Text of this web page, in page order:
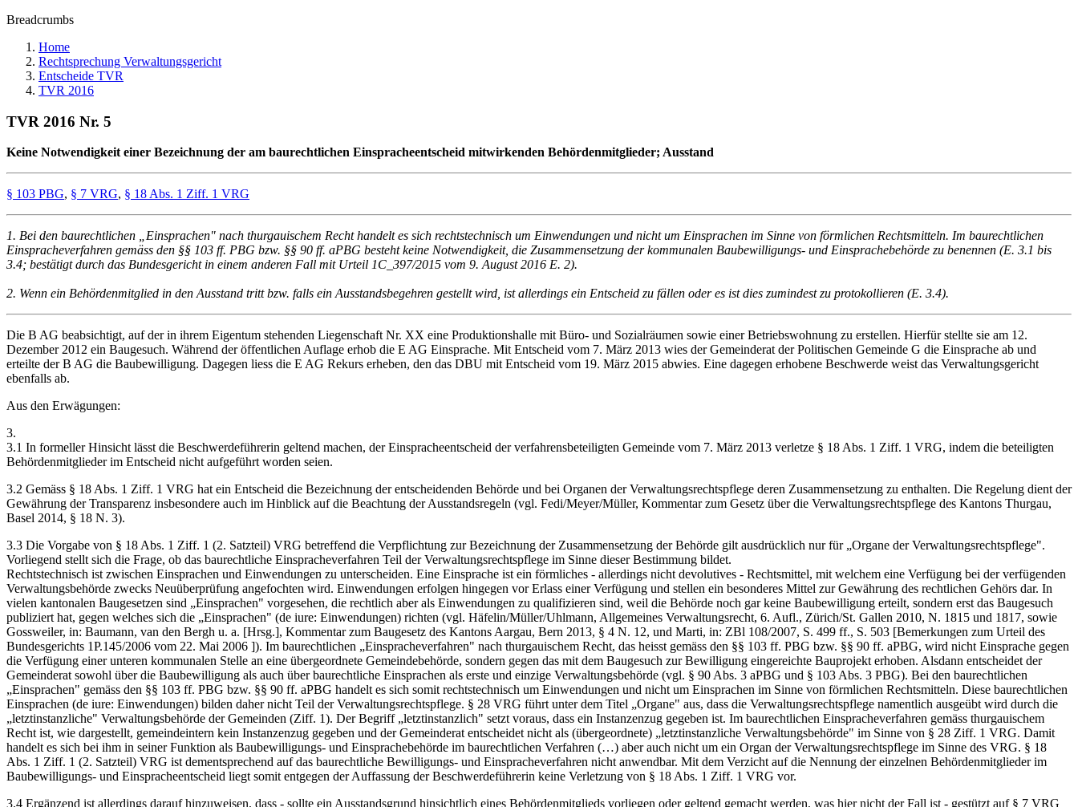
Breadcrumbs
Home
Rechtsprechung Verwaltungsgericht
Entscheide TVR
TVR 2016
TVR 2016 Nr. 5
Keine Notwendigkeit einer Bezeichnung der am baurechtlichen Einspracheentscheid mitwirkenden Behördenmitglieder; Ausstand
§ 103 PBG, § 7 VRG, § 18 Abs. 1 Ziff. 1 VRG
1. Bei den baurechtlichen „Einsprachen" nach thurgauischem Recht handelt es sich rechtstechnisch um Einwendungen und nicht um Einsprachen im Sinne von förmlichen Rechtsmitteln. Im baurechtlichen
Einspracheverfahren gemäss den §§ 103 ff. PBG bzw. §§ 90 ff. aPBG besteht keine Notwendigkeit, die Zusammensetzung der kommunalen Baubewilligungs- und Einsprachebehörde zu benennen (E. 3.1 bis
3.4; bestätigt durch das Bundesgericht in einem anderen Fall mit Urteil 1C_397/2015 vom 9. August 2016 E. 2).
2. Wenn ein Behördenmitglied in den Ausstand tritt bzw. falls ein Ausstandsbegehren gestellt wird, ist allerdings ein Entscheid zu fällen oder es ist dies zumindest zu protokollieren (E. 3.4).
Die B AG beabsichtigt, auf der in ihrem Eigentum stehenden Liegenschaft Nr. XX eine Produktionshalle mit Büro- und Sozialräumen sowie einer Betriebswohnung zu erstellen. Hierfür stellte sie am 12.
Dezember 2012 ein Baugesuch. Während der öffentlichen Auflage erhob die E AG Einsprache. Mit Entscheid vom 7. März 2013 wies der Gemeinderat der Politischen Gemeinde G die Einsprache ab und
erteilte der B AG die Baubewilligung. Dagegen liess die E AG Rekurs erheben, den das DBU mit Entscheid vom 19. März 2015 abwies. Eine dagegen erhobene Beschwerde weist das Verwaltungsgericht
ebenfalls ab.
Aus den Erwägungen:
3.
3.1 In formeller Hinsicht lässt die Beschwerdeführerin geltend machen, der Einspracheentscheid der verfahrensbeteiligten Gemeinde vom 7. März 2013 verletze § 18 Abs. 1 Ziff. 1 VRG, indem die beteiligten
Behördenmitglieder im Entscheid nicht aufgeführt worden seien.
3.2 Gemäss § 18 Abs. 1 Ziff. 1 VRG hat ein Entscheid die Bezeichnung der entscheidenden Behörde und bei Organen der Verwaltungsrechtspflege deren Zusammensetzung zu enthalten. Die Regelung dient der
Gewährung der Transparenz insbesondere auch im Hinblick auf die Beachtung der Ausstandsregeln (vgl. Fedi/Meyer/Müller, Kommentar zum Gesetz über die Verwaltungsrechtspflege des Kantons Thurgau,
Basel 2014, § 18 N. 3).
3.3 Die Vorgabe von § 18 Abs. 1 Ziff. 1 (2. Satzteil) VRG betreffend die Verpflichtung zur Bezeichnung der Zusammensetzung der Behörde gilt ausdrücklich nur für „Organe der Verwaltungsrechtspflege".
Vorliegend stellt sich die Frage, ob das baurechtliche Einspracheverfahren Teil der Verwaltungsrechtspflege im Sinne dieser Bestimmung bildet.
Rechtstechnisch ist zwischen Einsprachen und Einwendungen zu unterscheiden. Eine Einsprache ist ein förmliches - allerdings nicht devolutives - Rechtsmittel, mit welchem eine Verfügung bei der verfügenden
Verwaltungsbehörde zwecks Neuüberprüfung angefochten wird. Einwendungen erfolgen hingegen vor Erlass einer Verfügung und stellen ein besonderes Mittel zur Gewährung des rechtlichen Gehörs dar. In
vielen kantonalen Baugesetzen sind „Einsprachen" vorgesehen, die rechtlich aber als Einwendungen zu qualifizieren sind, weil die Behörde noch gar keine Baubewilligung erteilt, sondern erst das Baugesuch
publiziert hat, gegen welches sich die „Einsprachen" (de iure: Einwendungen) richten (vgl. Häfelin/Müller/Uhlmann, Allgemeines Verwaltungsrecht, 6. Aufl., Zürich/St. Gallen 2010, N. 1815 und 1817, sowie
Gossweiler, in: Baumann, van den Bergh u. a. [Hrsg.], Kommentar zum Baugesetz des Kantons Aargau, Bern 2013, § 4 N. 12, und Marti, in: ZBl 108/2007, S. 499 ff., S. 503 [Bemerkungen zum Urteil des
Bundesgerichts 1P.145/2006 vom 22. Mai 2006 ]). Im baurechtlichen „Einspracheverfahren" nach thurgauischem Recht, das heisst gemäss den §§ 103 ff. PBG bzw. §§ 90 ff. aPBG, wird nicht Einsprache gegen
die Verfügung einer unteren kommunalen Stelle an eine übergeordnete Gemeindebehörde, sondern gegen das mit dem Baugesuch zur Bewilligung eingereichte Bauprojekt erhoben. Alsdann entscheidet der
Gemeinderat sowohl über die Baubewilligung als auch über baurechtliche Einsprachen als erste und einzige Verwaltungsbehörde (vgl. § 90 Abs. 3 aPBG und § 103 Abs. 3 PBG). Bei den baurechtlichen
„Einsprachen" gemäss den §§ 103 ff. PBG bzw. §§ 90 ff. aPBG handelt es sich somit rechtstechnisch um Einwendungen und nicht um Einsprachen im Sinne von förmlichen Rechtsmitteln. Diese baurechtlichen
Einsprachen (de iure: Einwendungen) bilden daher nicht Teil der Verwaltungsrechtspflege. § 28 VRG führt unter dem Titel „Organe" aus, dass die Verwaltungsrechtspflege namentlich ausgeübt wird durch die
„letztinstanzliche" Verwaltungsbehörde der Gemeinden (Ziff. 1). Der Begriff „letztinstanzlich" setzt voraus, dass ein Instanzenzug gegeben ist. Im baurechtlichen Einspracheverfahren gemäss thurgauischem
Recht ist, wie dargestellt, gemeindeintern kein Instanzenzug gegeben und der Gemeinderat entscheidet nicht als (übergeordnete) „letztinstanzliche Verwaltungsbehörde" im Sinne von § 28 Ziff. 1 VRG. Damit
handelt es sich bei ihm in seiner Funktion als Baubewilligungs- und Einsprachebehörde im baurechtlichen Verfahren (…) aber auch nicht um ein Organ der Verwaltungsrechtspflege im Sinne des VRG. § 18
Abs. 1 Ziff. 1 (2. Satzteil) VRG ist dementsprechend auf das baurechtliche Bewilligungs- und Einspracheverfahren nicht anwendbar. Mit dem Verzicht auf die Nennung der einzelnen Behördenmitglieder im
Baubewilligungs- und Einspracheentscheid liegt somit entgegen der Auffassung der Beschwerdeführerin keine Verletzung von § 18 Abs. 1 Ziff. 1 VRG vor.
3.4 Ergänzend ist allerdings darauf hinzuweisen, dass - sollte ein Ausstandsgrund hinsichtlich eines Behördenmitglieds vorliegen oder geltend gemacht werden, was hier nicht der Fall ist - gestützt auf § 7 VRG